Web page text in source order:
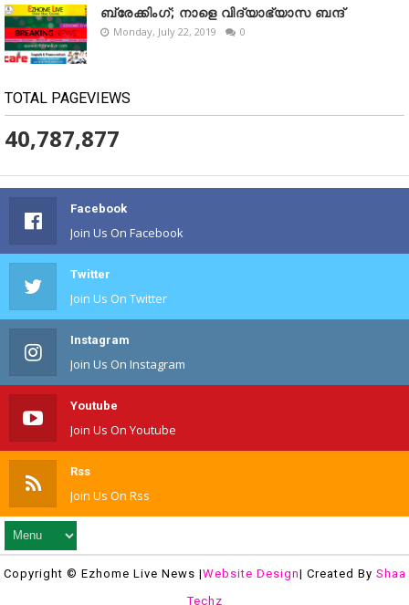
ബ്രേക്കിംഗ്; നാളെ വിദ്യാഭ്യാസ ബന്ദ്
Monday, July 22, 2019 0
TOTAL PAGEVIEWS
40,787,877
Facebook
Join Us On Facebook
Twitter
Join Us On Twitter
Instagram
Join Us On Instagram
Youtube
Join Us On Youtube
Rss
Join Us On Rss
Copyright © Ezhome Live News |Website Design| Created By Shaa
Techz